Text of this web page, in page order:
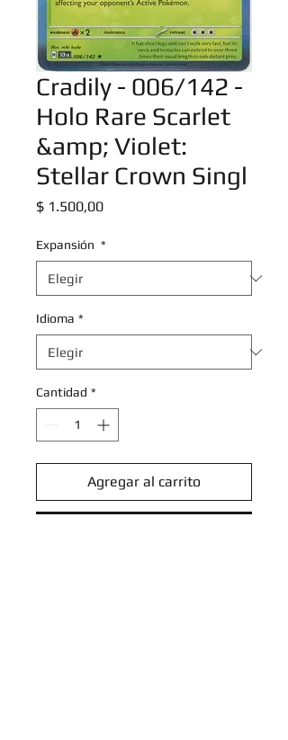
Cradily - 006/142 -
Holo Rare Scarlet
&amp; Violet:
Stellar Crown Singl
$ 1.500,00Precio
Expansión *
Idioma *
Cantidad *
Agregar al carrito